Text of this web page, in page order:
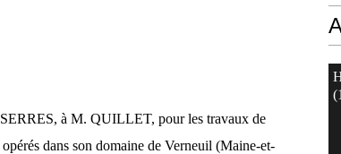
à M. QUILLET, pour les travaux de
dans son domaine de Verneuil (Maine-et-